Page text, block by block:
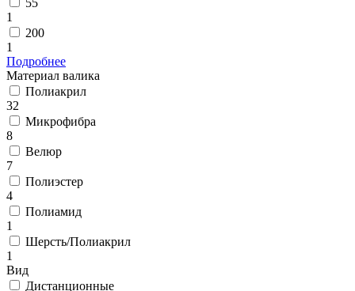
55
1
200
1
Подробнее
Материал валика
Полиакрил
32
Микрофибра
8
Велюр
7
Полиэстер
4
Полиамид
1
Шерсть/Полиакрил
1
Вид
Дистанционные